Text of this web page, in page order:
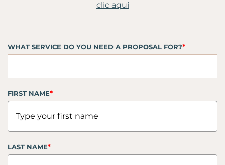
clic aquí
WHAT SERVICE DO YOU NEED A PROPOSAL FOR?*
FIRST NAME*
LAST NAME*